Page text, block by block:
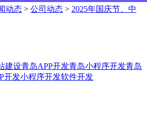
动态 > 公司动态 > 2025年国庆节、中
建设青岛APP开发青岛小程序开发青岛
开发小程序开发软件开发